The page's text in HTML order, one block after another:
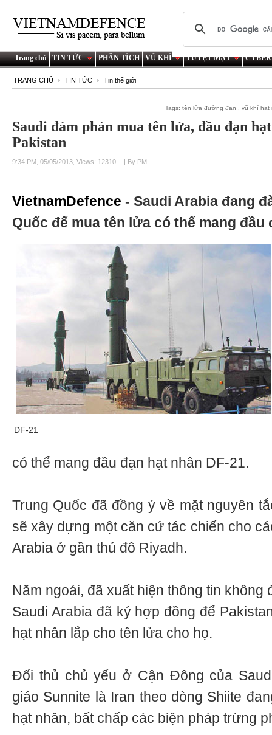
Trang chủ TIN TỨC PHÂN TÍCH VŨ KHÍ TUYỆT MẬT
TRANG CHỦ TIN TỨC Tin thế giới
Tags:tên lửa đường đạn ,vũ khí hạt
Saudi đàm phán mua tên lửa, đầu đạn
Pakistan
9:34 PM, 05/05/2013, Views: 12310 | By PM
VietnamDefence - Saudi Arabia đang
Quốc để mua tên lửa có thể mang đầu
DF-21
có thể mang đầu đạn hạt nhân DF-21.
Trung Quốc đã đồng ý về mặt nguyên
sẽ xây dựng một căn cứ tác chiến cho
Arabia ở gần thủ đô Riyadh.
Năm ngoái, đã xuất hiện thông tin
Saudi Arabia đã ký hợp đồng để
hạt nhân lắp cho tên lửa cho họ.
Đối thủ chủ yếu ở Cận Đông của
giáo Sunnite là Iran theo dòng Shiite
hạt nhân, bất chấp các biện pháp trừng